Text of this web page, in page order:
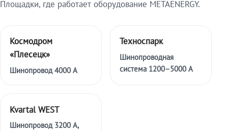
Площадки, где работает оборудование METAENERGY.
Космодром
«Плесецк»
Шинопровод 4000 А
Техноспарк
Шинопроводная
система 1200–5000 А
Kvartal WEST
Шинопровод 3200 А,